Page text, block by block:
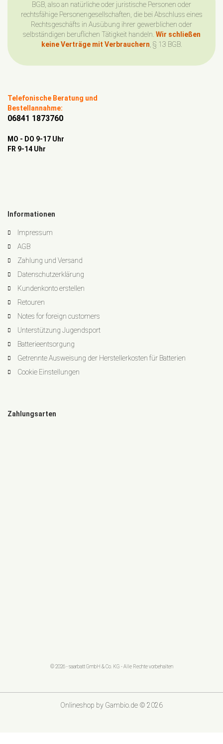
BGB, also an natürliche oder juristische Personen oder
rechtsfähige Personengesellschaften, die bei Abschluss eines
Rechtsgeschäfts in Ausübung ihrer gewerblichen oder
selbständigen beruflichen Tätigkeit handeln. Wir schließen
keine Verträge mit Verbrauchern , § 13 BGB.
Telefonische Beratung und
Bestellannahme:
06841 1873760
MO - DO 9-17 Uhr
FR 9-14 Uhr
Informationen
Impressum
AGB
Zahlung und Versand
Datenschutzerklärung
Kundenkonto erstellen
Retouren
Notes for foreign customers
Unterstützung Jugendsport
Batterieentsorgung
Getrennte Ausweisung der Herstellerkosten für Batterien
Cookie Einstellungen
Zahlungsarten
© 2026 - saarbatt GmbH & Co. KG - Alle Rechte vorbehalten
Onlineshop by Gambio.de © 2026